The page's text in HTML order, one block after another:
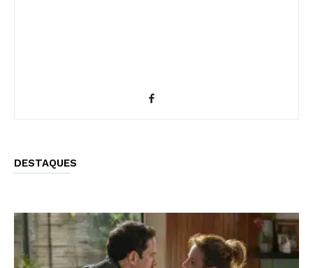
DESTAQUES